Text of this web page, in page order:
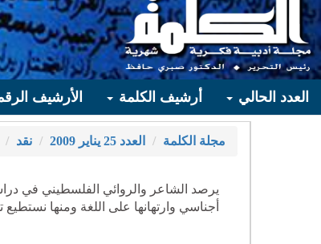
العدد الحالي أرشيف الكلمة الأرشيف
مجلة الكلمة العدد 25 يناير 2009 نقد
يرصد الشاعر والروائي الفلسطيني في
أجناسي وارتهانها على اللغة ومنها